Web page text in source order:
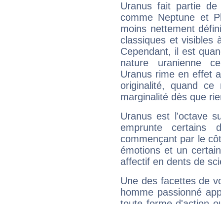
Uranus fait partie
comme Neptune et
moins nettement
classiques et visibles
Cependant, il est
nature uranienne
Uranus rime en effet
originalité, quand ce
marginalité dès que
Uranus est l'octave
emprunte
commençant par le
émotions et un
affectif en dents de
Une des facettes de
homme passionné